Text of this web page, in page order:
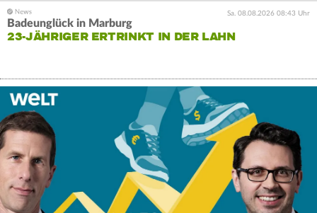
Sa. 08.08.2026 08:43 Uhr
Badeunglück in Marburg
23-JÄHRIGER ERTRINKT IN DER LAHN